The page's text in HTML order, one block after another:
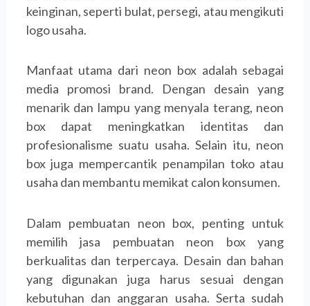
keinginan, seperti bulat, persegi, atau mengikuti
logo usaha.
Manfaat utama dari neon box adalah sebagai
media promosi brand. Dengan desain yang
menarik dan lampu yang menyala terang, neon
box dapat meningkatkan identitas dan
profesionalisme suatu usaha. Selain itu, neon
box juga mempercantik penampilan toko atau
usaha dan membantu memikat calon konsumen.
Dalam pembuatan neon box, penting untuk
memilih jasa pembuatan neon box yang
berkualitas dan terpercaya. Desain dan bahan
yang digunakan juga harus sesuai dengan
kebutuhan dan anggaran usaha. Serta sudah